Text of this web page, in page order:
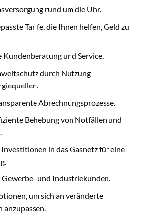
rund um die Uhr.
Tarife, die Ihnen helfen, Geld zu
und Service.
durch Nutzung
Abrechnungsprozesse.
Behebung von Notfällen und
in das Gasnetz für eine
Gewerbe- und Industriekunden.
um sich an veränderte
anzupassen.